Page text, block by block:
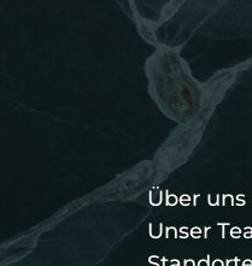
Über uns
Unser